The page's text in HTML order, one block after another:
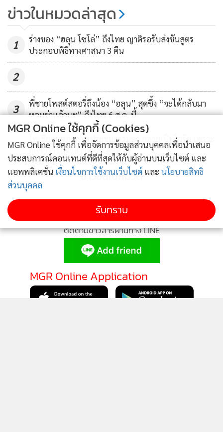
ข่าวในหมวดล่าสุด
1
ร่างของ “ฮลุน โซโล่” ถึงไทย ญาติรอรับส่งชันสูตร
ประกอบพิธีทางศาสนา 3 คืน
2
3
พี่ชายโพสต์สตอรี่ถึงน้อง “ฮลุน” สุดซึ้ง “จะได้กลับมา
หอมย่าแล้วนะ” ถึงไทย 6 ส.ค. นี้
4
โซเชียลแตก! ภาพประชุมธรรมดา กลายเป็นไวรัล เพราะ
ลุคข้าราชการสาวสุดสะดุดตา
ข่าวอื่นในหมวด
ติดตามข่าวสารผ่านทาง LINE
MGR Online Application
MGR Online ใช้คุกกี้ (Cookies)
MGR Online ใช้คุกกี้ เพื่อจัดการข้อมูลส่วนบุคคลเพื่อนำเสนอ
ประสบการณ์คอนเทนต์ที่ดีที่สุดให้กับผู้อ่านบนเว็บไซต์ และ
แอพพลิเคชั่น เงื่อนไขการใช้งานเว็บไซต์ และ นโยบายสิทธิ
ส่วนบุคคล
รับทราบ